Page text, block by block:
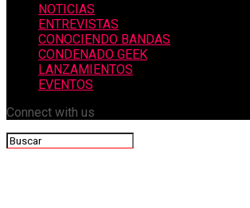
NOTICIAS
ENTREVISTAS
CONOCIENDO BANDAS
CONDENADO GEEK
LANZAMIENTOS
EVENTOS
Connect with us